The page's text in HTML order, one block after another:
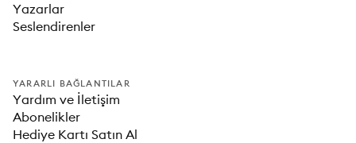
Yazarlar
Seslendirenler
YARARLI BAĞLANTILAR
Yardım ve İletişim
Abonelikler
Hediye Kartı Satın Al